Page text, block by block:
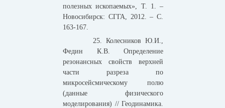
полезных ископаемых», Т. 1. –
Новосибирск: СГГА, 2012. – С.
163-167.
25. Колесников Ю.И.,
Федин К.В. Определение
резонансных свойств верхней
части разреза по
микросейсмическому полю
(данные физического
моделирования) // Геодинамика.